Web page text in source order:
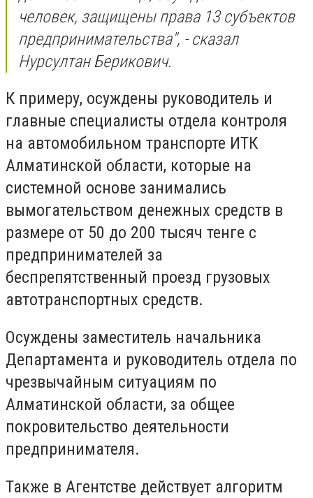
человек, защищены права 13 субъектов
предпринимательства", - сказал
Нурсултан Берикович.
К примеру, осуждены руководитель и
главные специалисты отдела контроля
на автомобильном транспорте ИТК
Алматинской области, которые на
системной основе занимались
вымогательством денежных средств в
размере от 50 до 200 тысяч тенге с
предпринимателей за
беспрепятственный проезд грузовых
автотранспортных средств.
Осуждены заместитель начальника
Департамента и руководитель отдела по
чрезвычайным ситуациям по
Алматинской области, за общее
покровительство деятельности
предпринимателя.
Также в Агентстве действует алгоритм